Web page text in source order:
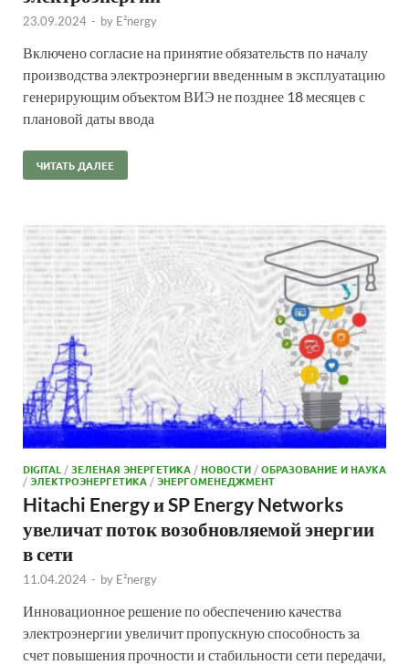
23.09.2024 - by E²nergy
Включено согласие на принятие обязательств по началу
производства электроэнергии введенным в эксплуатацию
генерирующим объектом ВИЭ не позднее 18 месяцев с
плановой даты ввода
ЧИТАТЬ ДАЛЕЕ
DIGITAL/ЗЕЛЕНАЯ ЭНЕРГЕТИКА/НОВОСТИ/ОБРАЗОВАНИЕ И НАУКА
/ЭЛЕКТРОЭНЕРГЕТИКА/ЭНЕРГОМЕНЕДЖМЕНТ
Hitachi Energy и SP Energy Networks
увеличат поток возобновляемой энергии
в сети
11.04.2024 - by E²nergy
Инновационное решение по обеспечению качества
электроэнергии увеличит пропускную способность за
счет повышения прочности и стабильности сети передачи,